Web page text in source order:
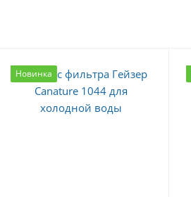
Новинка